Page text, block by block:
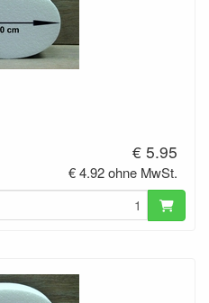
€ 5.95
€ 4.92 ohne MwSt.